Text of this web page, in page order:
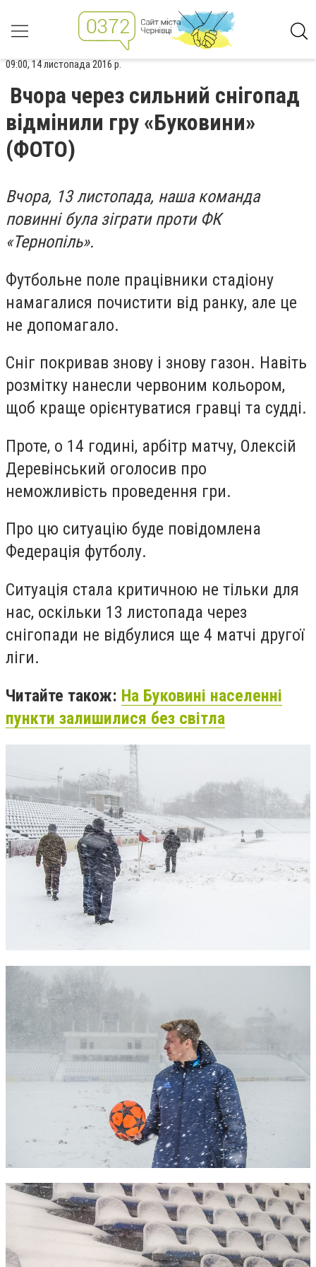
09:00, 14 листопада 2016 р.
Вчора через сильний снігопад
відмінили гру «Буковини»
(ФОТО)
Вчора, 13 листопада, наша команда
повинні була зіграти проти ФК
«Тернопіль».
Футбольне поле працівники стадіону
намагалися почистити від ранку, але це
не допомагало.
Сніг покривав знову і знову газон. Навіть
розмітку нанесли червоним кольором,
щоб краще орієнтуватися гравці та судді.
Проте, о 14 годині, арбітр матчу, Олексій
Деревінський оголосив про
неможливість проведення гри.
Про цю ситуацію буде повідомлена
Федерація футболу.
Ситуація стала критичною не тільки для
нас, оскільки 13 листопада через
снігопади не відбулися ще 4 матчі другої
ліги.
Читайте також: На Буковині населенні
пункти залишилися без світла